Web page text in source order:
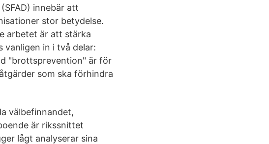
innebär att
stor betydelse.
arbetet är att stärka
in i två delar:
"brottsprevention" är för
som ska förhindra
välbefinnandet,
är rikssnittet
lågt analyserar sina